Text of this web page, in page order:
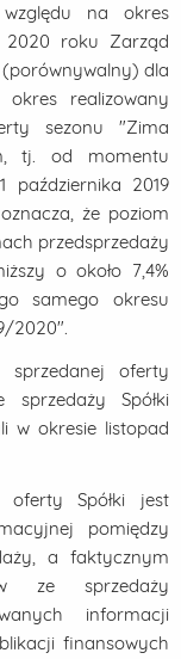
na okres
2020 roku Zarząd
dla
realizowany
sezonu "Zima
tj. od momentu
października 2019
że poziom
przedsprzedaży
o około 7,4%
samego okresu
2020".
sprzedanej oferty
Spółki
w okresie listopad
oferty Spółki jest
pomiędzy
a faktycznym
ze sprzedaży
informacji
finansowych